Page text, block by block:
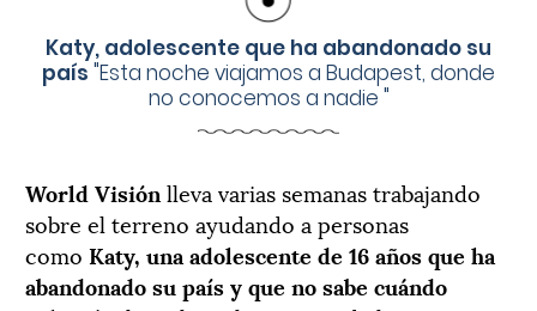
Katy, adolescente que ha abandonado su
país "Esta noche viajamos a Budapest, donde
no conocemos a nadie "
World Visión lleva varias semanas trabajando
sobre el terreno ayudando a personas
como Katy, una adolescente de 16 años que ha
abandonado su país y que no sabe cuándo